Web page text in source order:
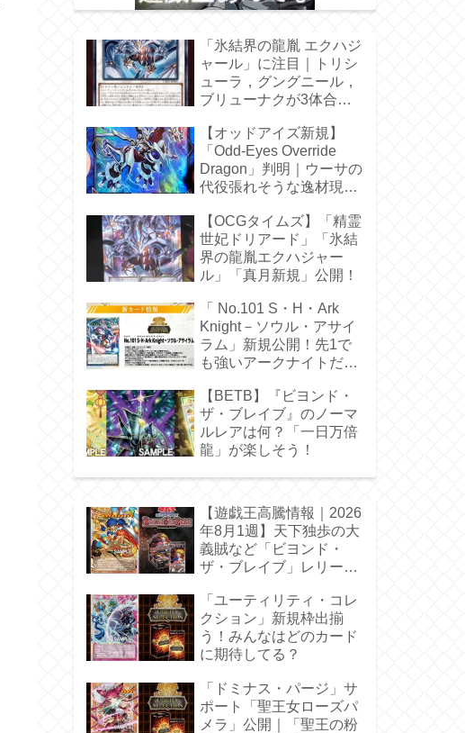
「氷結界の龍胤 エクハジ
ャール」に注目｜トリシ
ューラ，グングニール，
ブリューナクが3体合
【オッドアイズ新規】
「Odd-Eyes Override
Dragon」判明｜ウーサの
代役張れそうな逸材現
【OCGタイムズ】「精霊
世妃ドリアード」「氷結
界の龍胤エクハジャー
ル」「真月新規」公開！
「 No.101 S・H・Ark
Knight－ソウル・アサイ
ラム」新規公開！先1で
も強いアークナイトだ
【BETB】『ビヨンド・
ザ・ブレイブ』のノーマ
ルレアは何？「一日万倍
龍」が楽しそう！
【遊戯王高騰情報｜2026
年8月1週】天下独歩の大
義賊など「ビヨンド・
ザ・ブレイブ」レリーフ
「ユーティリティ・コレ
クション」新規枠出揃
う！みんなはどのカード
に期待してる？
「ドミナス・パージ」サ
ポート「聖王女ローズパ
メラ」公開｜「聖王の粉